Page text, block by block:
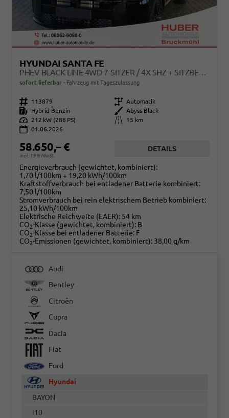
HYUNDAI SANTA FE
PHEV BLACK LINE 4WD 7-SITZER / 4X SHZ + SITZBELÜFTUNG ACC HEAD-UP 360° KAM. LEDER ALU 20"
sofort lieferbar Fahrzeug mit Tageszulassung
Fahrzeugnr. 113879 Getriebe Automatik
Kraftstoff
Hybrid Benzin Außenfarbe
Abyss Black
Leistung
212 kW (288 PS) Kilometerstand
15 km
01.06.2026
58.650,– €
incl. 19% MwSt.
DETAILS
Energieverbrauch (gewichtet, kombiniert):
1,70 l/100km + 19,20 kWh/100km
Kraftstoffverbrauch bei entladener Batterie kombiniert:
7,50 l/100km
Stromverbrauch bei rein elektrischem Betrieb kombiniert:
25,10 kWh/100km
Elektrische Reichweite (EAER): 54 km
CO2-Klasse (gewichtet, kombiniert): B
CO2-Klasse bei entladener Batterie: F
CO2-Emissionen (gewichtet, kombiniert): 38,00 g/km
Audi
Bentley
Citroën
Cupra
Dacia
Fiat
Ford
Hyundai
BAYON
i10